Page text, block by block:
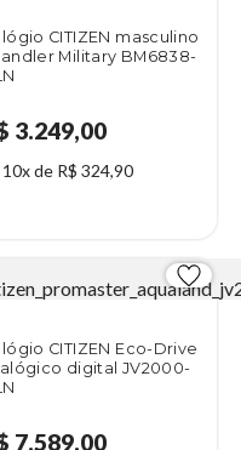
CITIZEN masculino
Military BM6838-
3.249,00
de R$ 324,90
CITIZEN Eco-Drive
digital JV2000-
7.589,00